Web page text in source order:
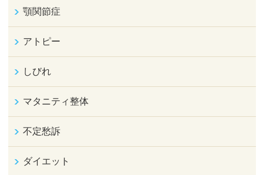
顎関節症
アトピー
しびれ
マタニティ整体
不定愁訴
ダイエット